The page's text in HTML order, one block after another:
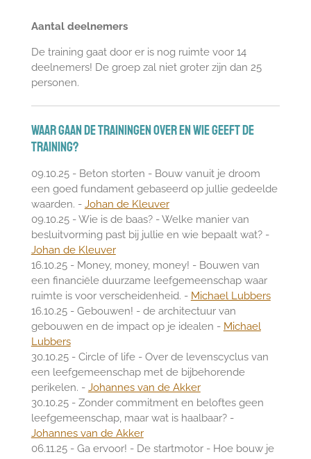
Aantal deelnemers
De training gaat door er is nog ruimte voor 14
deelnemers! De groep zal niet groter zijn dan 25
personen.
Waar gaan de trainingen over en wie geeft de
training?
09.10.25 - Beton storten - Bouw vanuit je droom
een goed fundament gebaseerd op jullie gedeelde
waarden. - Johan de Kleuver
09.10.25 - Wie is de baas? - Welke manier van
besluitvorming past bij jullie en wie bepaalt wat? -
Johan de Kleuver
16.10.25 - Money, money, money! - Bouwen van
een financiële duurzame leefgemeenschap waar
ruimte is voor verscheidenheid. - Michael Lubbers
16.10.25 - Gebouwen! - de architectuur van
gebouwen en de impact op je idealen - Michael
Lubbers
30.10.25 - Circle of life - Over de levenscyclus van
een leefgemeenschap met de bijbehorende
perikelen. - Johannes van de Akker
30.10.25 - Zonder commitment en beloftes geen
leefgemeenschap, maar wat is haalbaar? -
Johannes van de Akker
06.11.25 - Ga ervoor! - De startmotor - Hoe bouw je